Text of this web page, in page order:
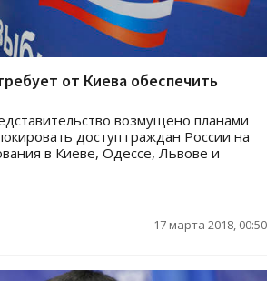
от Киева обеспечить
возмущено планами
доступ граждан России на
в Киеве, Одессе, Львове и
17 марта 2018, 00:50